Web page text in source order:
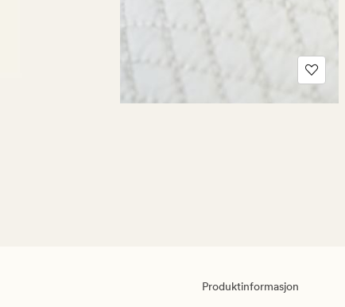
Produktinformasjon